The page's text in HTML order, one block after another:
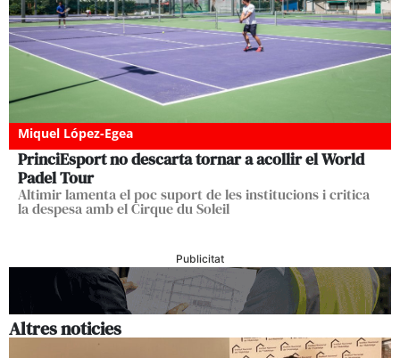
Miquel López-Egea
PrinciEsport no descarta tornar a acollir el World
Padel Tour
Altimir lamenta el poc suport de les institucions i critica
la despesa amb el Cirque du Soleil
Publicitat
Altres noticies